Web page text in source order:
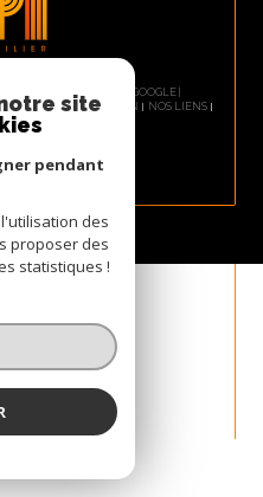
POWERED BY GOOGLE |
LÉGALES ADMIN
NOS LIENS
COOKIES
site
pendant
des
proposer des
statistiques !